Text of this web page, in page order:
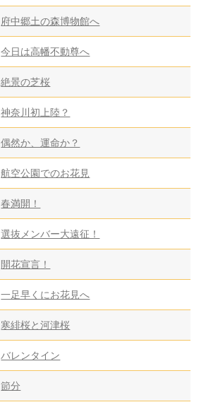
府中郷土の森博物館へ
今日は高幡不動尊へ
絶景の芝桜
神奈川初上陸？
偶然か、運命か？
航空公園でのお花見
春満開！
選抜メンバー大遠征！
開花宣言！
一足早くにお花見へ
寒緋桜と河津桜
バレンタイン
節分